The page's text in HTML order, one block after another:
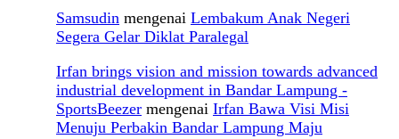
Samsudin mengenai Lembakum Anak Negeri
Segera Gelar Diklat Paralegal
Irfan brings vision and mission towards advanced
industrial development in Bandar Lampung -
SportsBeezer mengenai Irfan Bawa Visi Misi
Menuju Perbakin Bandar Lampung Maju